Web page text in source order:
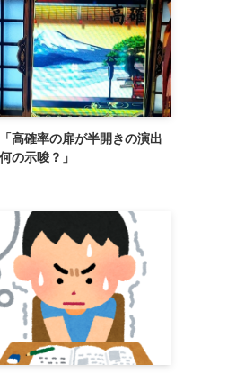
高確率の扉が半開きの演出
の示唆？」